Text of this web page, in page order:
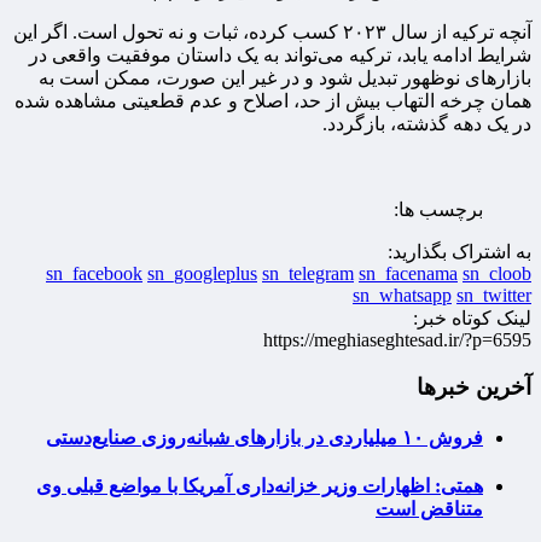
آنچه ترکیه از سال ۲۰۲۳ کسب کرده، ثبات و نه تحول است. اگر این
شرایط ادامه یابد، ترکیه می‌تواند به یک داستان موفقیت واقعی در
بازارهای نوظهور تبدیل شود و در غیر این صورت، ممکن است به
همان چرخه التهاب بیش از حد، اصلاح و عدم قطعیتی مشاهده شده
در یک دهه گذشته، بازگردد.
برچسب ها:
به اشتراک بگذارید:
sn_facebook sn_googleplus sn_telegram sn_facenama sn_cloob
sn_whatsapp sn_twitter
لینک کوتاه خبر:
https://meghiaseghtesad.ir/?p=6595
آخرین خبرها
فروش ۱۰ میلیاردی در بازارهای شبانه‌روزی صنایع‌دستی
همتی: اظهارات وزیر خزانه‌داری آمریکا با مواضع قبلی وی
متناقض است